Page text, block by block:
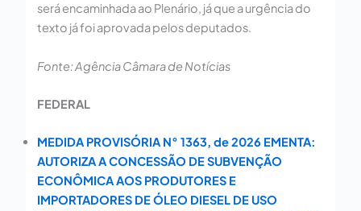
será encaminhada ao Plenário, já que a urgência do
texto já foi aprovada pelos deputados.
Fonte: Agência Câmara de Notícias
FEDERAL
MEDIDA PROVISÓRIA N° 1363, de 2026 EMENTA:
AUTORIZA A CONCESSÃO DE SUBVENÇÃO
ECONÔMICA AOS PRODUTORES E
IMPORTADORES DE ÓLEO DIESEL DE USO